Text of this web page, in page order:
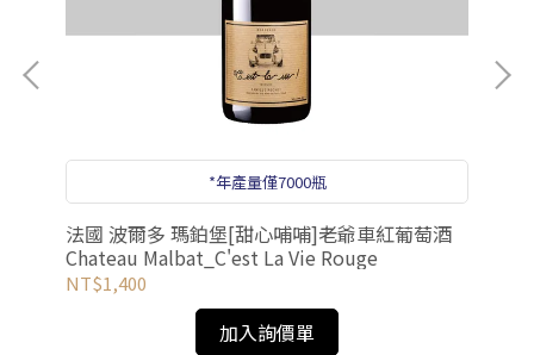
*年產量僅7000瓶
法國 波爾多 瑪鉑堡[甜心哺哺]老爺車紅葡萄酒
Chateau Malbat_C'est La Vie Rouge
NT$1,400
加入詢價單